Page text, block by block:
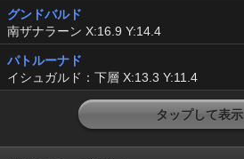
グンドバルド
南ザナラーン X:16.9 Y:14.4
パトルーナド
イシュガルド：下層 X:13.3 Y:11.4
タップして表示